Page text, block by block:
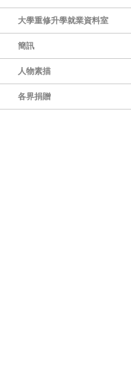
大學重修升學就業資料室
簡訊
人物素描
各界捐贈